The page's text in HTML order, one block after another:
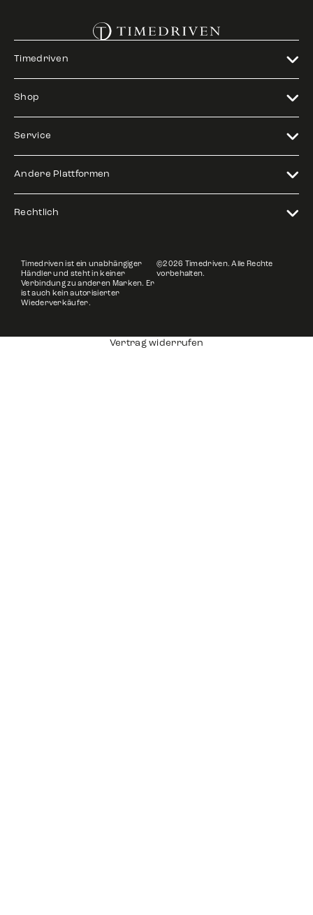
Timedriven
Shop
Service
Andere Plattformen
Rechtlich
Timedriven ist ein unabhängiger
Händler und steht in keiner
Verbindung zu anderen Marken. Er
ist auch kein autorisierter
Wiederverkäufer.
©2026 Timedriven. Alle Rechte
vorbehalten.
Vertrag widerrufen